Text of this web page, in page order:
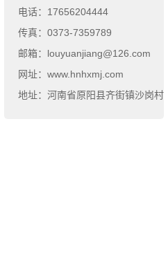
电话：17656204444
传真：0373-7359789
邮箱：louyuanjiang@126.com
网址：www.hnhxmj.com
地址：河南省原阳县齐街镇沙岗村